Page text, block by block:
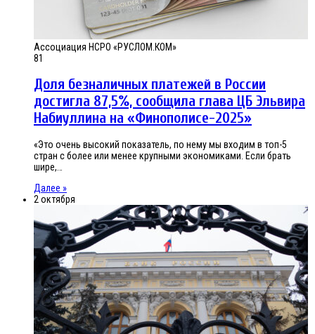
Ассоциация НСРО «РУСЛОМ.КОМ»
81
Доля безналичных платежей в России
достигла 87,5%, сообщила глава ЦБ Эльвира
Набиуллина на «Финополисе-2025»
«Это очень высокий показатель, по нему мы входим в топ-5
стран с более или менее крупными экономиками. Если брать
шире,…
Далее »
2 октября